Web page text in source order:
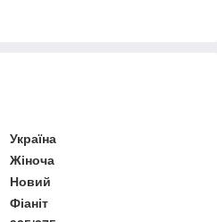
Україна
Жіноча
Новий
Фіаніт